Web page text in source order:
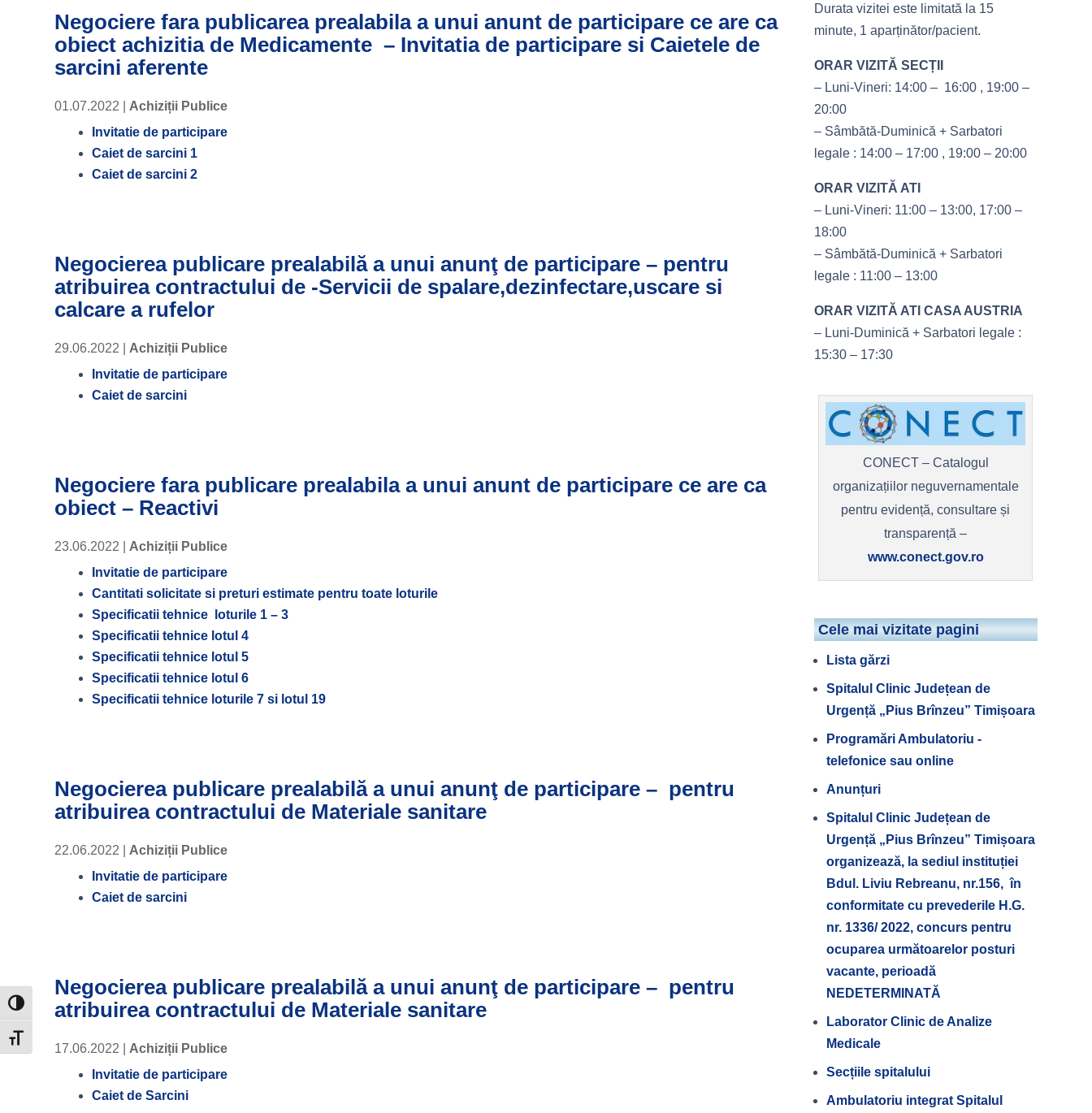
Toggle High Contrast
Toggle Font size
Negociere fara publicarea prealabila a unui anunt de participare ce are ca
obiect achizitia de Medicamente – Invitatia de participare si Caietele de
sarcini aferente
01.07.2022
Achiziții Publice
Invitatie de participare
Caiet de sarcini 1
Caiet de sarcini 2
Negocierea publicare prealabilă a unui anunţ de participare – pentru
atribuirea contractului de -Servicii de spalare,dezinfectare,uscare si
calcare a rufelor
29.06.2022
Achiziții Publice
Invitatie de participare
Caiet de sarcini
Negociere fara publicare prealabila a unui anunt de participare ce are ca
obiect – Reactivi
23.06.2022
Achiziții Publice
Invitatie de participare
Cantitati solicitate si preturi estimate pentru toate loturile
Specificatii tehnice loturile 1 – 3
Specificatii tehnice lotul 4
Specificatii tehnice lotul 5
Specificatii tehnice lotul 6
Specificatii tehnice loturile 7 si lotul 19
Negocierea publicare prealabilă a unui anunţ de participare – pentru
atribuirea contractului de Materiale sanitare
22.06.2022
Achiziții Publice
Invitatie de participare
Caiet de sarcini
Negocierea publicare prealabilă a unui anunţ de participare – pentru
atribuirea contractului de Materiale sanitare
17.06.2022
Achiziții Publice
Invitatie de participare
Caiet de Sarcini
Durata vizitei este limitată la 15
minute, 1 aparținător/pacient.
ORAR VIZITĂ SECȚII
– Luni-Vineri: 14:00 – 16:00 , 19:00 –
20:00
– Sâmbătă-Duminică + Sarbatori
legale : 14:00 – 17:00 , 19:00 – 20:00
ORAR VIZITĂ ATI
– Luni-Vineri: 11:00 – 13:00, 17:00 –
18:00
– Sâmbătă-Duminică + Sarbatori
legale : 11:00 – 13:00
ORAR VIZITĂ ATI CASA AUSTRIA
– Luni-Duminică + Sarbatori legale :
15:30 – 17:30
CONECT – Catalogul
organizațiilor neguvernamentale
pentru evidență, consultare și
transparență –
www.conect.gov.ro
Cele mai vizitate pagini
Lista gărzi
Spitalul Clinic Județean de
Urgență „Pius Brînzeu” Timișoara
Programări Ambulatoriu -
telefonice sau online
Anunțuri
Spitalul Clinic Județean de
Urgență „Pius Brînzeu” Timișoara
organizează, la sediul instituției
Bdul. Liviu Rebreanu, nr.156, în
conformitate cu prevederile H.G.
nr. 1336/ 2022, concurs pentru
ocuparea următoarelor posturi
vacante, perioadă
NEDETERMINATĂ
Laborator Clinic de Analize
Medicale
Secțiile spitalului
Ambulatoriu integrat Spitalul